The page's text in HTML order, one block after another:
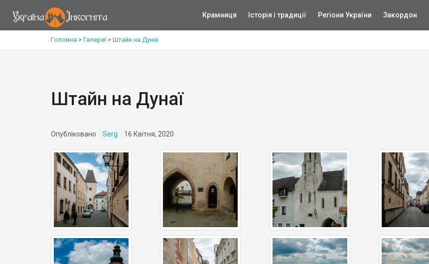
Крамниця Історія і традиції Регіони України Закордон
Головна > Галереї> Штайн на Дунаї
Штайн на Дунаї
Опубліковано Serg 16 Квітня, 2020